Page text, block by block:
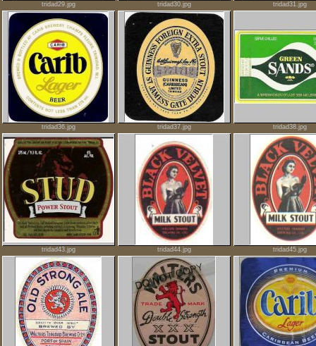
tridad29.jpg tridad30.jpg tridad31.jpg
tridad36.jpg tridad37.jpg tridad38.jpg
tridad43.jpg tridad44.jpg tridad45.jpg